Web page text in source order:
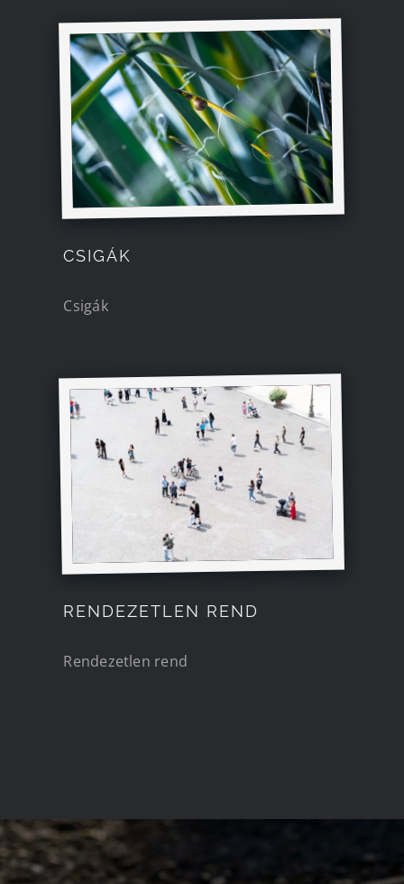
CSIGÁK
Csigák
RENDEZETLEN REND
Rendezetlen rend